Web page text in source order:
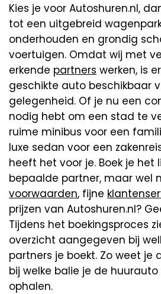
Kies je voor Autoshuren.nl,
tot een uitgebreid
onderhouden en grondig
voertuigen. Omdat wij met
erkende partners werken, is
geschikte auto beschikbaar
gelegenheid. Of je nu een
nodig hebt om een stad te
ruime minibus voor een
luxe sedan voor een
heeft het voor je. Boek je het
bepaalde partner, maar wel
voorwaarden, fijne
prijzen van Autoshuren.nl?
Tijdens het boekingsproces
overzicht aangegeven bij
partners je boekt. Zo weet je
bij welke balie je de huurauto
ophalen.